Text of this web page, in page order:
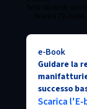
e-Book
Guidare la
successo
Scarica